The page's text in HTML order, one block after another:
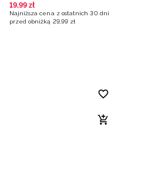
19,99 zł
Najniższa cena z ostatnich 30 dni
przed obniżką 29,99 zł